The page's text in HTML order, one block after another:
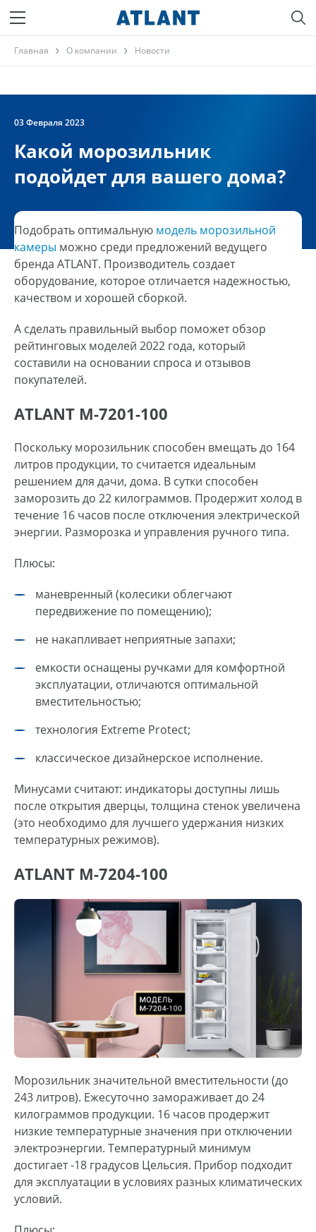
Главная О компании Новости
03 Февраля 2023
Какой морозильник
подойдет для вашего дома?
Подобрать оптимальную модель морозильной
камеры можно среди предложений ведущего
бренда ATLANT. Производитель создает
оборудование, которое отличается надежностью,
качеством и хорошей сборкой.
А сделать правильный выбор поможет обзор
рейтинговых моделей 2022 года, который
составили на основании спроса и отзывов
покупателей.
ATLANT M-7201-100
Поскольку морозильник способен вмещать до 164
литров продукции, то считается идеальным
решением для дачи, дома. В сутки способен
заморозить до 22 килограммов. Продержит холод в
течение 16 часов после отключения электрической
энергии. Разморозка и управления ручного типа.
Плюсы:
маневренный (колесики облегчают
передвижение по помещению);
не накапливает неприятные запахи;
емкости оснащены ручками для комфортной
эксплуатации, отличаются оптимальной
вместительностью;
технология Extreme Protect;
классическое дизайнерское исполнение.
Минусами считают: индикаторы доступны лишь
после открытия дверцы, толщина стенок увеличена
(это необходимо для лучшего удержания низких
температурных режимов).
ATLANT М-7204-100
Морозильник значительной вместительности (до
243 литров). Ежесуточно замораживает до 24
килограммов продукции. 16 часов продержит
низкие температурные значения при отключении
электроэнергии. Температурный минимум
достигает -18 градусов Цельсия. Прибор подходит
для эксплуатации в условиях разных климатических
условий.